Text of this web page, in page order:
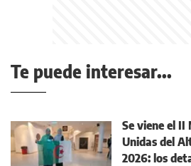
Te puede interesar...
Se viene el II
Unidas del
2026: los